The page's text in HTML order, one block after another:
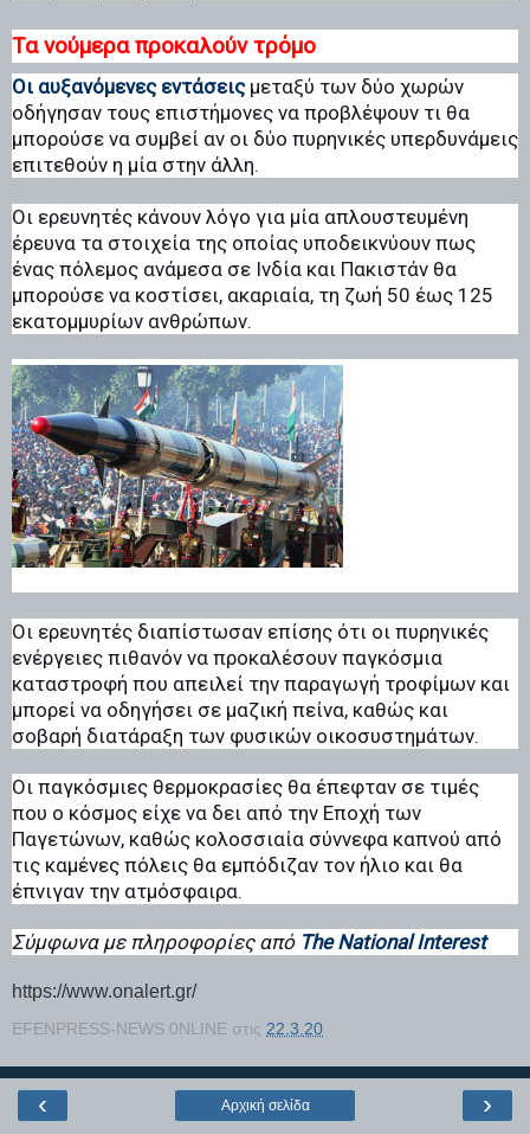
Τα νούμερα προκαλούν τρόμο
Οι αυξανόμενες εντάσειςμεταξύ των δύο χωρών
οδήγησαν τους επιστήμονες να προβλέψουν τι θα
μπορούσε να συμβεί αν οι δύο πυρηνικές υπερδυνάμεις
επιτεθούν η μία στην άλλη.
Οι ερευνητές κάνουν λόγο για μία απλουστευμένη
έρευνα τα στοιχεία της οποίας υποδεικνύουν πως
ένας πόλεμος ανάμεσα σε Ινδία και Πακιστάν θα
μπορούσε να κοστίσει, ακαριαία, τη ζωή 50 έως 125
εκατομμυρίων ανθρώπων.
Οι ερευνητές διαπίστωσαν επίσης ότι οι πυρηνικές
ενέργειες πιθανόν να προκαλέσουν παγκόσμια
καταστροφή που απειλεί την παραγωγή τροφίμων και
μπορεί να οδηγήσει σε μαζική πείνα, καθώς και
σοβαρή διατάραξη των φυσικών οικοσυστημάτων.
Οι παγκόσμιες θερμοκρασίες θα έπεφταν σε τιμές
που ο κόσμος είχε να δει από την Εποχή των
Παγετώνων, καθώς κολοσσιαία σύννεφα καπνού από
τις καμένες πόλεις θα εμπόδιζαν τον ήλιο και θα
έπνιγαν την ατμόσφαιρα.
Σύμφωνα με πληροφορίες απόThe National Interest
https://www.onalert.gr/
EFENPRESS-NEWS 0NLINE στις 22.3.20
‹ ›
Αρχική σελίδα